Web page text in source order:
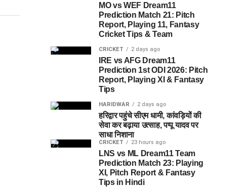
MO vs WEF Dream11
Prediction Match 21: Pitch
Report, Playing 11, Fantasy
Cricket Tips & Team
CRICKET 2 days ago
IRE vs AFG Dream11
Prediction 1st ODI 2026: Pitch
Report, Playing XI & Fantasy
Tips
HARIDWAR 2 days ago
हरिद्वार पहुंचे सीएम धामी, कांवड़ियों की
सेवा कर बढ़ाया उत्साह, पप्पू यादव पर
साधा निशाना
CRICKET 23 hours ago
LNS vs ML Dream11 Team
Prediction Match 23: Playing
XI, Pitch Report & Fantasy
Tips in Hindi